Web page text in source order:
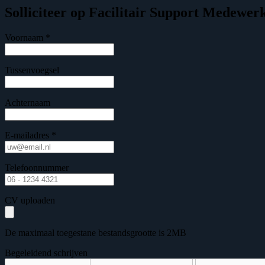
Solliciteer op Facilitair Support
Voornaam *
Tussenvoegsel
Achternaam
E-mailadres *
Telefoonnummer
CV uploaden
De maximaal toegestane bestandsgrootte is 2MB
Begeleidend schrijven